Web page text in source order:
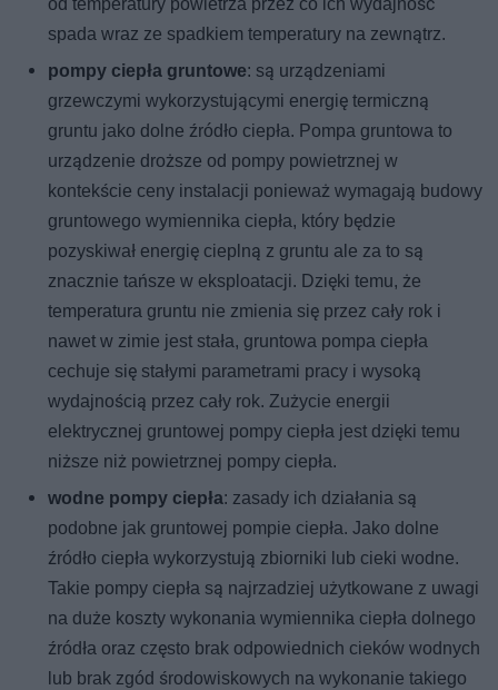
spada wraz ze spadkiem temperatury na zewnątrz.
pompy ciepła gruntowe: są urządzeniami
grzewczymi wykorzystującymi energię termiczną
gruntu jako dolne źródło ciepła. Pompa gruntowa to
urządzenie droższe od pompy powietrznej w
kontekście ceny instalacji ponieważ wymagają budowy
gruntowego wymiennika ciepła, który będzie
pozyskiwał energię cieplną z gruntu ale za to są
znacznie tańsze w eksploatacji. Dzięki temu, że
temperatura gruntu nie zmienia się przez cały rok i
nawet w zimie jest stała, gruntowa pompa ciepła
cechuje się stałymi parametrami pracy i wysoką
wydajnością przez cały rok. Zużycie energii
elektrycznej gruntowej pompy ciepła jest dzięki temu
niższe niż powietrznej pompy ciepła.
wodne pompy ciepła: zasady ich działania są
podobne jak gruntowej pompie ciepła. Jako dolne
źródło ciepła wykorzystują zbiorniki lub cieki wodne.
Takie pompy ciepła są najrzadziej użytkowane z uwagi
na duże koszty wykonania wymiennika ciepła dolnego
źródła oraz często brak odpowiednich cieków wodnych
lub brak zgód środowiskowych na wykonanie takiego